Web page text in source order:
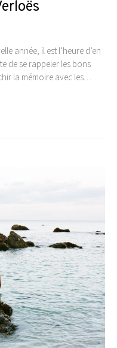
année, il est l’heure d’en
de se rappeler les bons
la mémoire avec les…